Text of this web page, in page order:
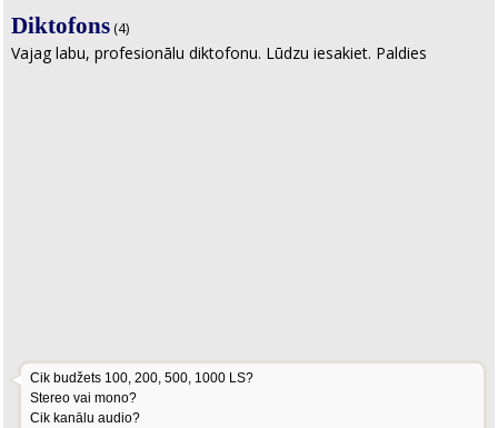
Diktofons (4)
Vajag labu, profesionālu diktofonu. Lūdzu iesakiet. Paldies
Cik budžets 100, 200, 500, 1000 LS?
Stereo vai mono?
Cik kanālu audio?